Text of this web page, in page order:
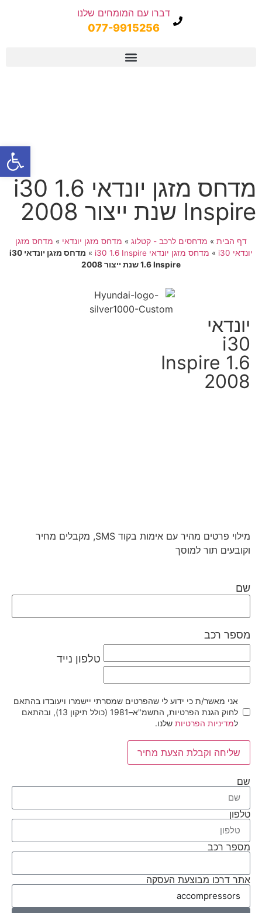
דברו עם המומחים שלנו
077-9915256
מדחס מזגן יונדאי i30 1.6
Inspire שנת ייצור 2008
דף הבית » מדחסים לרכב - קטלוג » מדחס מזגן יונדאי » מדחס מזגן
יונדאי i30
» מדחס מזגן יונדאי i30 1.6 Inspire »
מדחס מזגן יונדאי i30
1.6 Inspire שנת ייצור 2008
יונדאי
i30
1.6 Inspire
2008
מילוי פרטים מהיר עם אימות בקוד SMS, מקבלים מחיר
וקובעים תור למוסך
שם
מספר רכב
טלפון נייד
אני מאשר/ת כי ידוע לי שהפרטים שמסרתי יישמרו ויעובדו בהתאם
לחוק הגנת הפרטיות, התשמ"א–1981 (כולל תיקון 13), ובהתאם
למדיניות הפרטיות שלנו.
שליחה וקבלת הצעת מחיר
שם
טלפון
מספר רכב
אתר דרכו מבוצעת העסקה